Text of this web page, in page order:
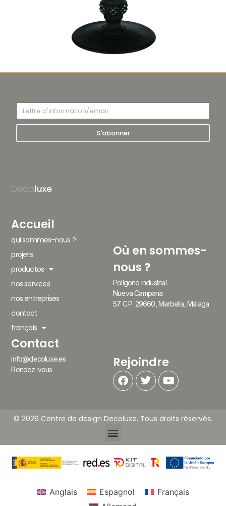
S'abonner
Accueil
qui sommes-nous ?
projets
productos
nos services
nos entreprises
contact
français
Où en sommes-
nous ?
Polígono industrial
Nueva Campana
57 C.P. 29660, Marbella, Málaga
Contact
info@decoluxe.es
Rendez-vous
Rejoindre
© 2026 Centre de design Decoluxe. Tous droits réservés.
Anglais Espagnol
Français